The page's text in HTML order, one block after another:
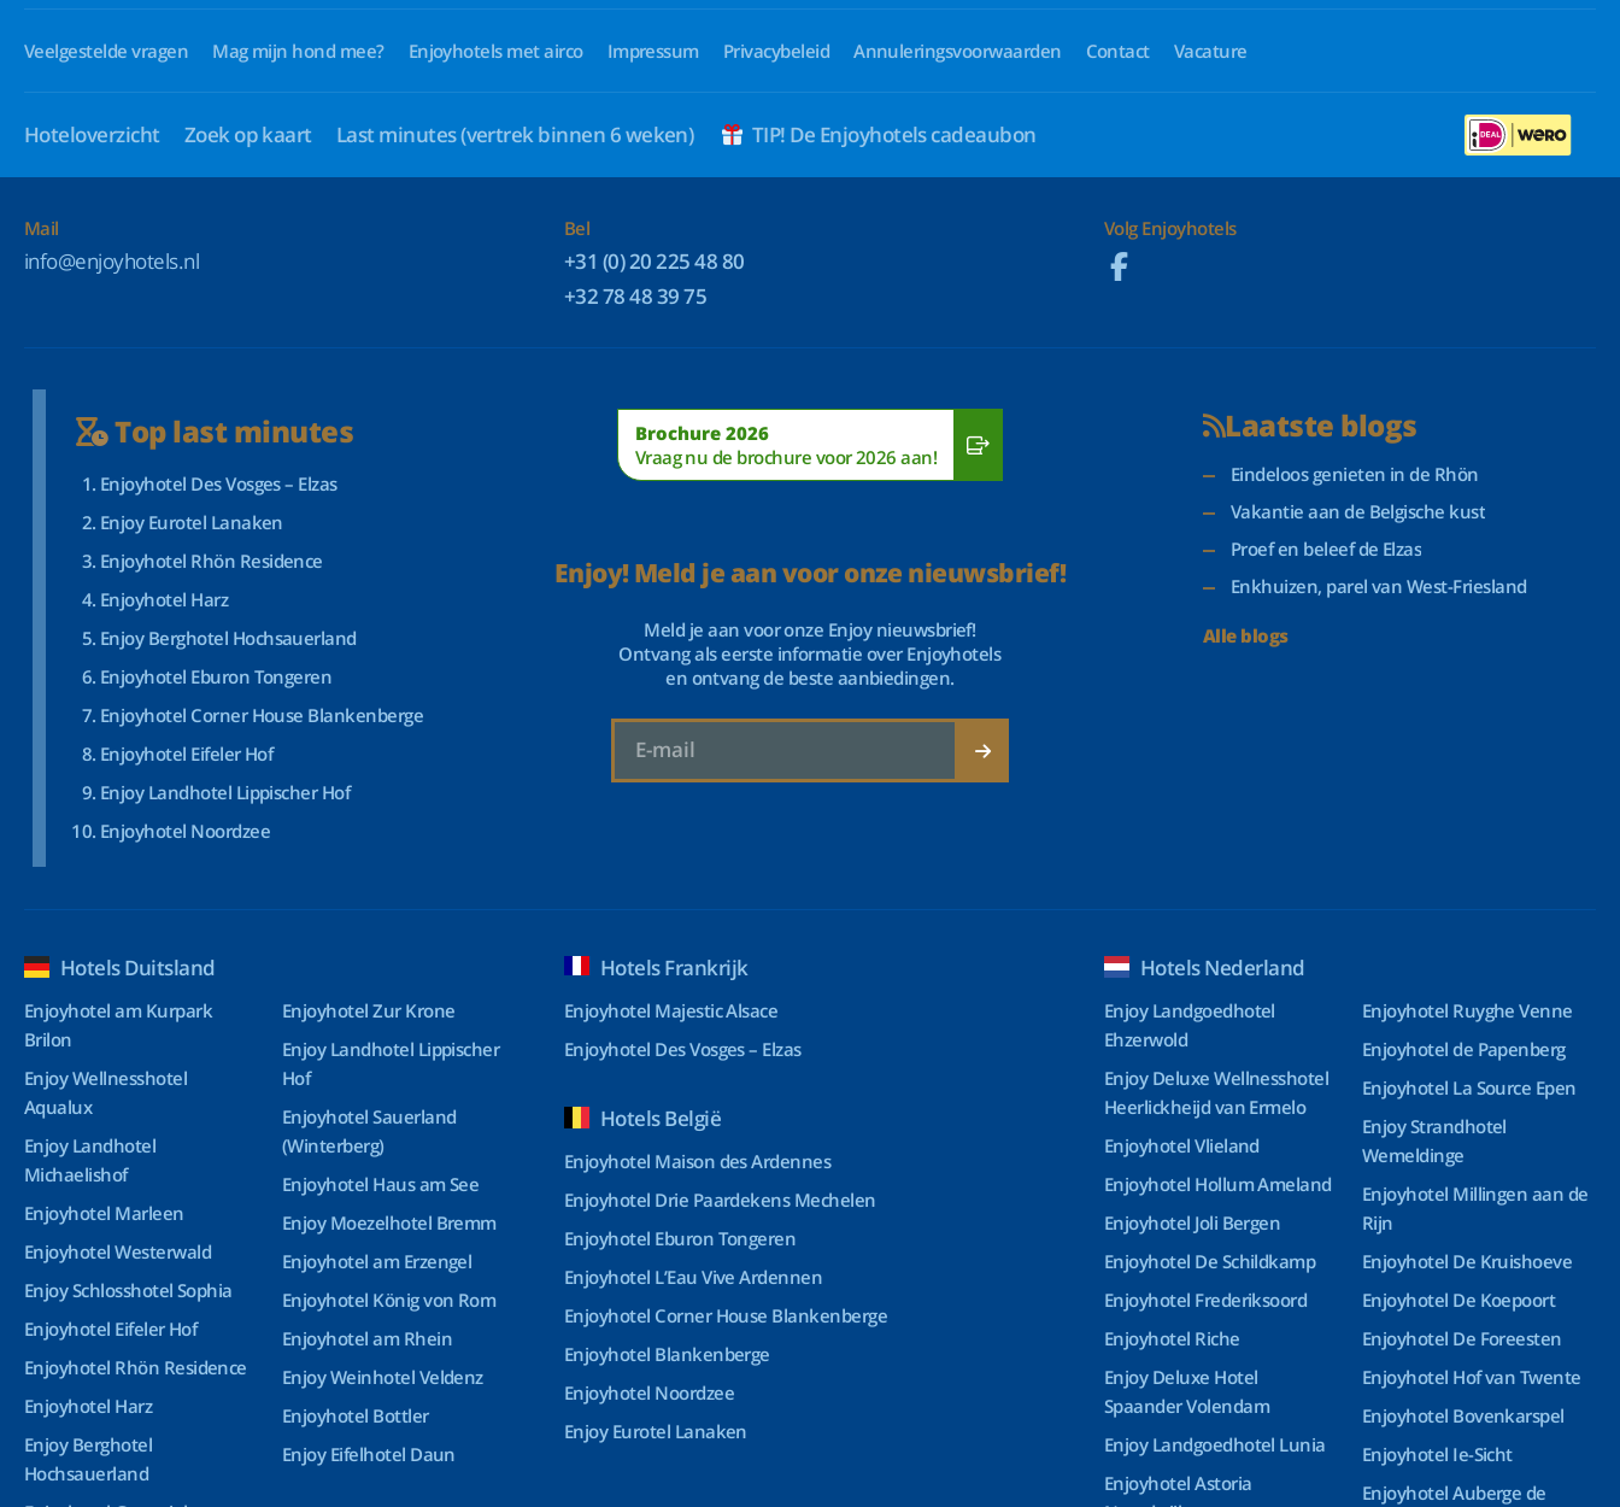
Veelgestelde vragen Mag mijn hond mee? Enjoyhotels met airco Impressum Privacybeleid Annuleringsvoorwaarden Contact Vacature
Hoteloverzicht Zoek op kaart Last minutes(vertrek binnen 6 weken) TIP! De Enjoyhotels cadeaubon
Mail
info@enjoyhotels.nl
Bel
+31 (0) 20 225 48 80
+32 78 48 39 75
Volg Enjoyhotels
Top last minutes
Enjoyhotel Des Vosges – Elzas
Enjoy Eurotel Lanaken
Enjoyhotel Rhön Residence
Enjoyhotel Harz
Enjoy Berghotel Hochsauerland
Enjoyhotel Eburon Tongeren
Enjoyhotel Corner House Blankenberge
Enjoyhotel Eifeler Hof
Enjoy Landhotel Lippischer Hof
Enjoyhotel Noordzee
Brochure 2026
Vraag nu de brochure voor 2026 aan!
Enjoy! Meld je aan voor onze nieuwsbrief!
Meld je aan voor onze Enjoy nieuwsbrief!
Ontvang als eerste informatie over Enjoyhotels
en ontvang de beste aanbiedingen.
Laatste blogs
Eindeloos genieten in de Rhön
Vakantie aan de Belgische kust
Proef en beleef de Elzas
Enkhuizen, parel van West-Friesland
Alle blogs
Hotels Duitsland
Enjoyhotel am Kurpark
Brilon
Enjoy Wellnesshotel
Aqualux
Enjoy Landhotel
Michaelishof
Enjoyhotel Marleen
Enjoyhotel Westerwald
Enjoy Schlosshotel Sophia
Enjoyhotel Eifeler Hof
Enjoyhotel Rhön Residence
Enjoyhotel Harz
Enjoy Berghotel
Hochsauerland
Enjoyhotel Zur Krone
Enjoy Landhotel Lippischer
Hof
Enjoyhotel Sauerland
(Winterberg)
Enjoyhotel Haus am See
Enjoy Moezelhotel Bremm
Enjoyhotel am Erzengel
Enjoyhotel König von Rom
Enjoyhotel am Rhein
Enjoy Weinhotel Veldenz
Enjoyhotel Bottler
Enjoy Eifelhotel Daun
Hotels Frankrijk
Enjoyhotel Majestic Alsace
Enjoyhotel Des Vosges – Elzas
Hotels België
Enjoyhotel Maison des Ardennes
Enjoyhotel Drie Paardekens Mechelen
Enjoyhotel Eburon Tongeren
Enjoyhotel L’Eau Vive Ardennen
Enjoyhotel Corner House Blankenberge
Enjoyhotel Blankenberge
Enjoyhotel Noordzee
Enjoy Eurotel Lanaken
Hotels Nederland
Enjoy Landgoedhotel
Ehzerwold
Enjoy Deluxe Wellnesshotel
Heerlickheijd van Ermelo
Enjoyhotel Vlieland
Enjoyhotel Hollum Ameland
Enjoyhotel Joli Bergen
Enjoyhotel De Schildkamp
Enjoyhotel Frederiksoord
Enjoyhotel Riche
Enjoy Deluxe Hotel
Spaander Volendam
Enjoy Landgoedhotel Lunia
Enjoyhotel Astoria
Enjoyhotel Ruyghe Venne
Enjoyhotel de Papenberg
Enjoyhotel La Source Epen
Enjoy Strandhotel
Wemeldinge
Enjoyhotel Millingen aan de
Rijn
Enjoyhotel De Kruishoeve
Enjoyhotel De Koepoort
Enjoyhotel De Foreesten
Enjoyhotel Hof van Twente
Enjoyhotel Bovenkarspel
Enjoyhotel Ie-Sicht
Enjoyhotel Auberge de